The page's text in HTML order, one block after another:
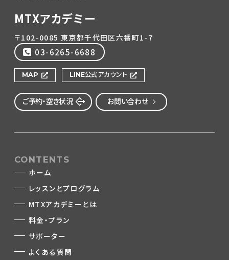
MTXアカデミー
〒102-0085 東京都千代田区六番町1-7
03-6265-6688
MAP LINE公式アカウント
ご予約・空き状況 お問い合わせ
CONTENTS
ホーム
レッスンとプログラム
MTXアカデミーとは
料金・プラン
サポーター
よくある質問